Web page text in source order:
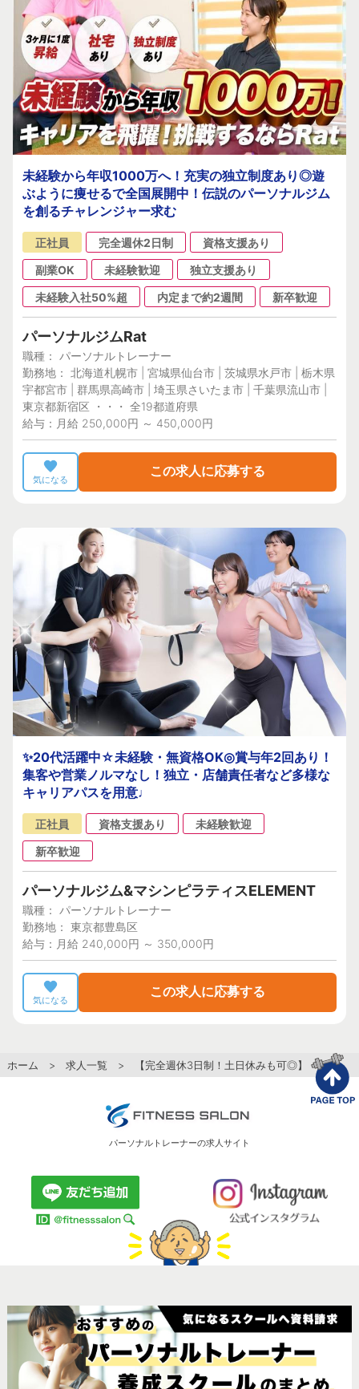
未経験から年収1000万へ！充実の独立制度あり◎遊
ぶように痩せるで全国展開中！伝説のパーソナルジム
を創るチャレンジャー求む
正社員 完全週休2日制
資格支援あり
副業OK
未経験歓迎
独立支援あり
未経験入社50%超
内定まで約2週間 新卒歓迎
パーソナルジムRat
職種： パーソナルトレーナー
勤務地： 北海道札幌市 | 宮城県仙台市 | 茨城県水戸市 | 栃木県
宇都宮市 | 群馬県高崎市 | 埼玉県さいたま市 | 千葉県流山市 |
東京都新宿区 ・・・ 全19都道府県
給与：月給 250,000円 ～ 450,000円
気になる
この求人に応募する
✨20代活躍中☆未経験・無資格OK◎賞与年2回あり！
集客や営業ノルマなし！独立・店舗責任者など多様な
キャリアパスを用意♩
正社員 資格支援あり
未経験歓迎
新卒歓迎
パーソナルジム&マシンピラティスELEMENT
職種： パーソナルトレーナー
勤務地： 東京都豊島区
給与：月給 240,000円 ～ 350,000円
気になる
この求人に応募する
ホーム > 求人一覧 > 【完全週休3日制！土日休みも可◎】仕事もプラ
パーソナルトレーナーの求人サイト